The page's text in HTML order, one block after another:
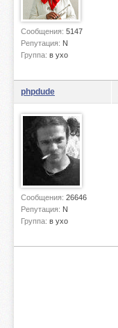
Сообщения: 5147
Репутация: N
Группа: в ухо
phpdude
Сообщения: 26646
Репутация: N
Группа: в ухо